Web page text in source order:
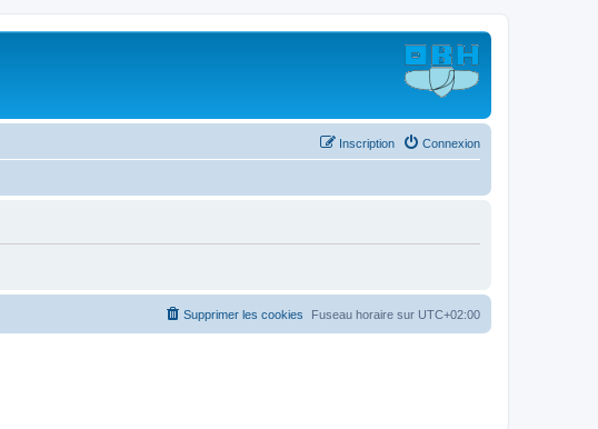
Connexion
Inscription
Fuseau horaire sur UTC+02:00
Supprimer les cookies